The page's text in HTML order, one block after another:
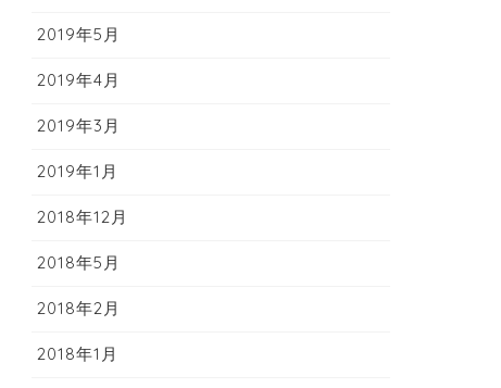
2019年5月
2019年4月
2019年3月
2019年1月
2018年12月
2018年5月
2018年2月
2018年1月